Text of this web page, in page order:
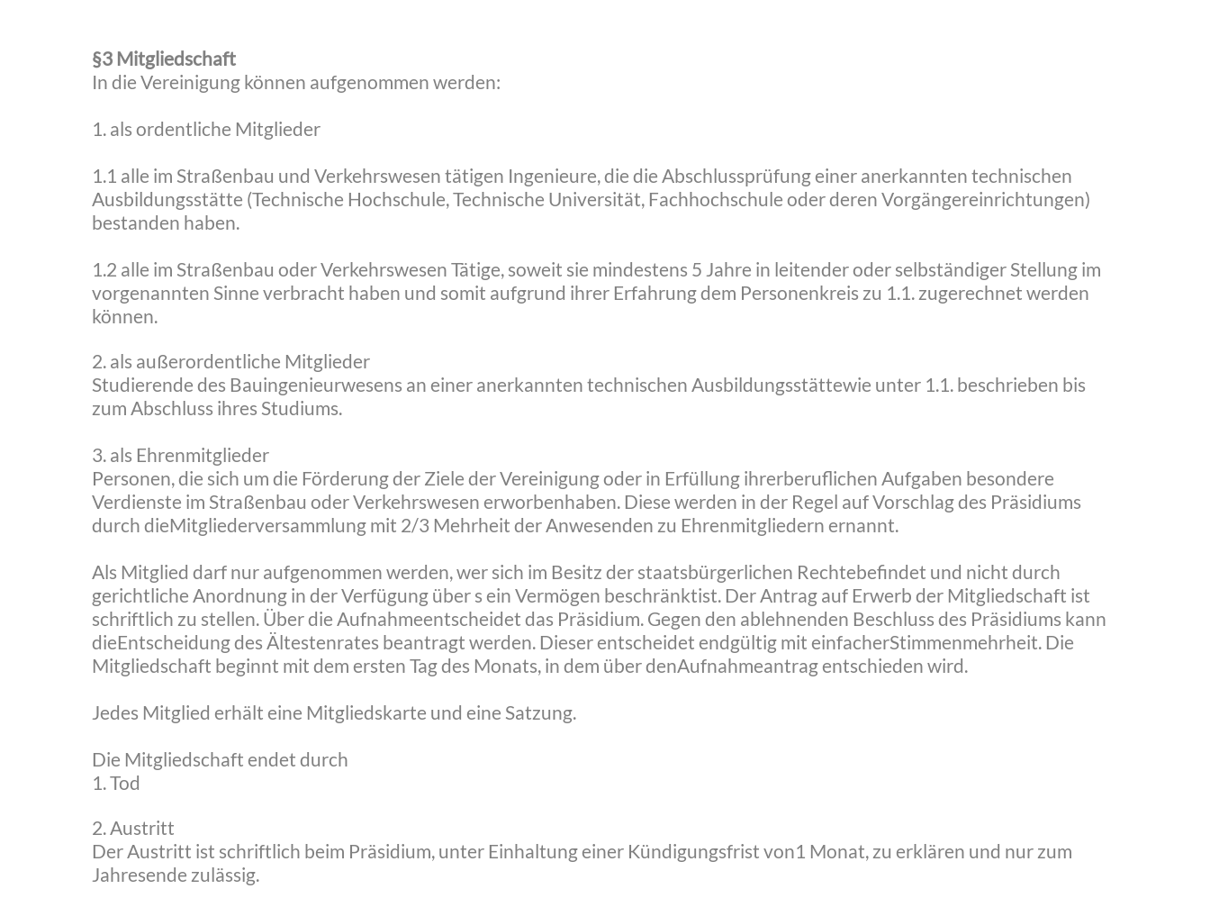
§3 Mitgliedschaft
In die Vereinigung können aufgenommen werden:
1. als ordentliche Mitglieder
1.1 alle im Straßenbau und Verkehrswesen tätigen Ingenieure, die die Abschlussprüfung einer anerkannten technischen
Ausbildungsstätte (Technische Hochschule, Technische Universität, Fachhochschule oder deren Vorgängereinrichtungen)
bestanden haben.
1.2 alle im Straßenbau oder Verkehrswesen Tätige, soweit sie mindestens 5 Jahre in leitender oder selbständiger Stellung im
vorgenannten Sinne verbracht haben und somit aufgrund ihrer Erfahrung dem Personenkreis zu 1.1. zugerechnet werden
können.
2. als außerordentliche Mitglieder
Studierende des Bauingenieurwesens an einer anerkannten technischen Ausbildungsstättewie unter 1.1. beschrieben bis
zum Abschluss ihres Studiums.
3. als Ehrenmitglieder
Personen, die sich um die Förderung der Ziele der Vereinigung oder in Erfüllung ihrerberuflichen Aufgaben besondere
Verdienste im Straßenbau oder Verkehrswesen erworbenhaben. Diese werden in der Regel auf Vorschlag des Präsidiums
durch dieMitgliederversammlung mit 2/3 Mehrheit der Anwesenden zu Ehrenmitgliedern ernannt.
Als Mitglied darf nur aufgenommen werden, wer sich im Besitz der staatsbürgerlichen Rechtebefindet und nicht durch
gerichtliche Anordnung in der Verfügung über s ein Vermögen beschränktist. Der Antrag auf Erwerb der Mitgliedschaft ist
schriftlich zu stellen. Über die Aufnahmeentscheidet das Präsidium. Gegen den ablehnenden Beschluss des Präsidiums kann
dieEntscheidung des Ältestenrates beantragt werden. Dieser entscheidet endgültig mit einfacherStimmenmehrheit. Die
Mitgliedschaft beginnt mit dem ersten Tag des Monats, in dem über denAufnahmeantrag entschieden wird.
Jedes Mitglied erhält eine Mitgliedskarte und eine Satzung.
Die Mitgliedschaft endet durch
1. Tod
2. Austritt
Der Austritt ist schriftlich beim Präsidium, unter Einhaltung einer Kündigungsfrist von1 Monat, zu erklären und nur zum
Jahresende zulässig.